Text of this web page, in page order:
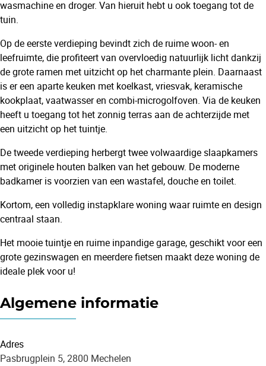
wasmachine en droger. Van hieruit hebt u ook toegang tot de
tuin.
Op de eerste verdieping bevindt zich de ruime woon- en
leefruimte, die profiteert van overvloedig natuurlijk licht dankzij
de grote ramen met uitzicht op het charmante plein. Daarnaast
is er een aparte keuken met koelkast, vriesvak, keramische
kookplaat, vaatwasser en combi-microgolfoven. Via de keuken
heeft u toegang tot het zonnig terras aan de achterzijde met
een uitzicht op het tuintje.
De tweede verdieping herbergt twee volwaardige slaapkamers
met originele houten balken van het gebouw. De moderne
badkamer is voorzien van een wastafel, douche en toilet.
Kortom, een volledig instapklare woning waar ruimte en design
centraal staan.
Het mooie tuintje en ruime inpandige garage, geschikt voor een
grote gezinswagen en meerdere fietsen maakt deze woning de
ideale plek voor u!
Algemene informatie
Adres
Pasbrugplein 5, 2800 Mechelen